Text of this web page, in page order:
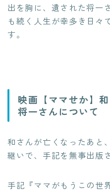
出を胸に、遺された将一
も続く人生が幸多き日々
す。
映画【ママせか】
将一さんについて
和さんが亡くなったあと
継いで、手記を無事出版
手記『ママがもうこの世